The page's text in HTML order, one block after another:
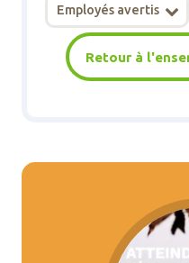
Employés avertis
Retour à